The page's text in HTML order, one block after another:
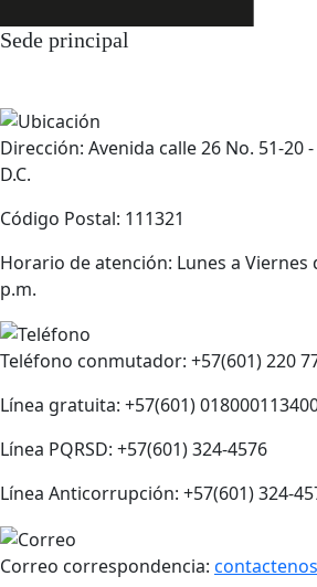
Sede principal
Dirección: Avenida calle 26 No. 51-20
D.C.
Código Postal: 111321
Horario de atención: Lunes a Viernes
p.m.
Teléfono conmutador: +57(601) 220
Línea gratuita: +57(601)
Línea PQRSD: +57(601) 324-4576
Línea Anticorrupción: +57(601) 324-
Correo correspondencia: